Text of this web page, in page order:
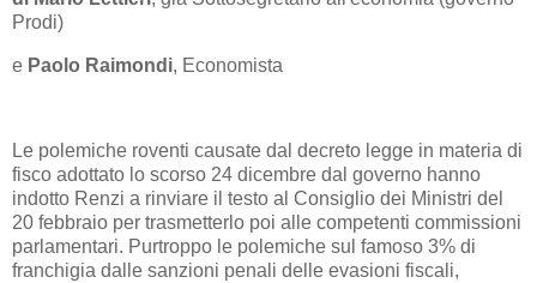
Prodi)
e Paolo Raimondi, Economista
Le polemiche roventi causate dal decreto legge in materia di
fisco adottato lo scorso 24 dicembre dal governo hanno
indotto Renzi a rinviare il testo al Consiglio dei Ministri del
20 febbraio per trasmetterlo poi alle competenti commissioni
parlamentari. Purtroppo le polemiche sul famoso 3% di
franchigia dalle sanzioni penali delle evasioni fiscali,